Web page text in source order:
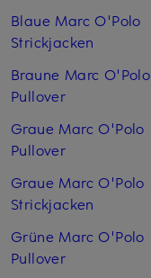
Blaue Marc O'Polo
Strickjacken
Braune Marc O'Polo
Pullover
Graue Marc O'Polo
Pullover
Graue Marc O'Polo
Strickjacken
Grüne Marc O'Polo
Pullover